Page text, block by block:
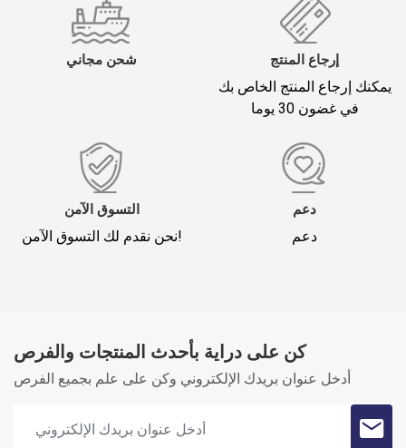
بريد إلكتروني*
تعليقك (1500)
Oylama
شحن مجاني إرجاع المنتج
يمكنك إرجاع المنتج الخاص بك
في غضون 30 يوما
التسوق الآمن
نحن نقدم لك التسوق الآمن!
دعم
دعم
كن على دراية بأحدث المنتجات والفرص
أدخل عنوان بريدك الإلكتروني وكن على علم بجميع الفرص